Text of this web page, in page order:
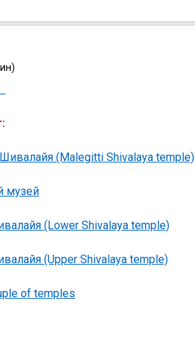
(Malegitti Shivalaya temple)
музей
(Lower Shivalaya temple)
(Upper Shivalaya temple)
of temples